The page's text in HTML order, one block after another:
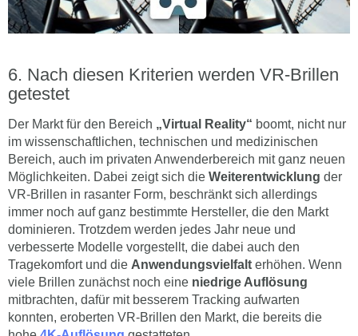
Nach diesen Kriterien werden VR-Brillen
getestet
Der Markt für den Bereich „Virtual Reality“ boomt, nicht nur
im wissenschaftlichen, technischen und medizinischen
Bereich, auch im privaten Anwenderbereich mit ganz neuen
Möglichkeiten. Dabei zeigt sich die Weiterentwicklung der
VR-Brillen in rasanter Form, beschränkt sich allerdings
immer noch auf ganz bestimmte Hersteller, die den Markt
dominieren. Trotzdem werden jedes Jahr neue und
verbesserte Modelle vorgestellt, die dabei auch den
Tragekomfort und die Anwendungsvielfalt erhöhen. Wenn
viele Brillen zunächst noch eine niedrige Auflösung
mitbrachten, dafür mit besserem Tracking aufwarten
konnten, eroberten VR-Brillen den Markt, die bereits die